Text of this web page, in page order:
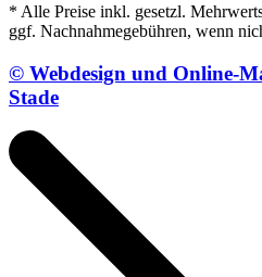
* Alle Preise inkl. gesetzl.
ggf. Nachnahmegebühren, wenn
© Webdesign und Online-
Stade